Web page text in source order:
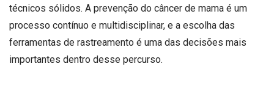
técnicos sólidos. A prevenção do câncer de mama é um
processo contínuo e multidisciplinar, e a escolha das
ferramentas de rastreamento é uma das decisões mais
importantes dentro desse percurso.